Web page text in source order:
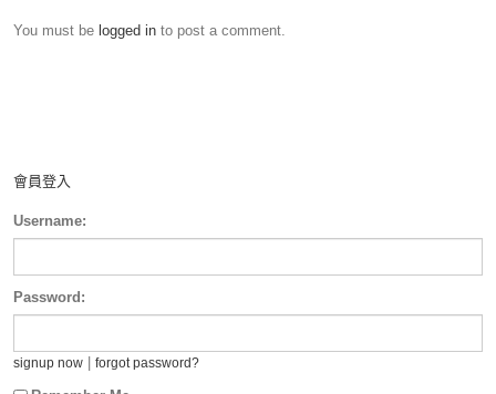
You must be logged in to post a comment.
會員登入
Username:
Password:
signup now forgot password?